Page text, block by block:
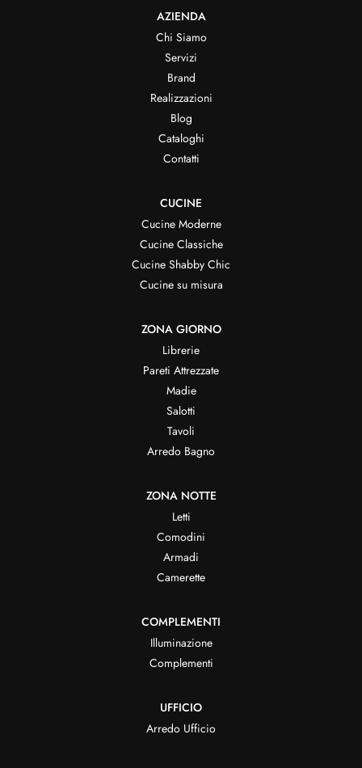
AZIENDA
Chi Siamo
Servizi
Brand
Realizzazioni
Blog
Cataloghi
Contatti
CUCINE
Cucine Moderne
Cucine Classiche
Cucine Shabby Chic
Cucine su misura
ZONA GIORNO
Librerie
Pareti Attrezzate
Madie
Salotti
Tavoli
Arredo Bagno
ZONA NOTTE
Letti
Comodini
Armadi
Camerette
COMPLEMENTI
Illuminazione
Complementi
UFFICIO
Arredo Ufficio